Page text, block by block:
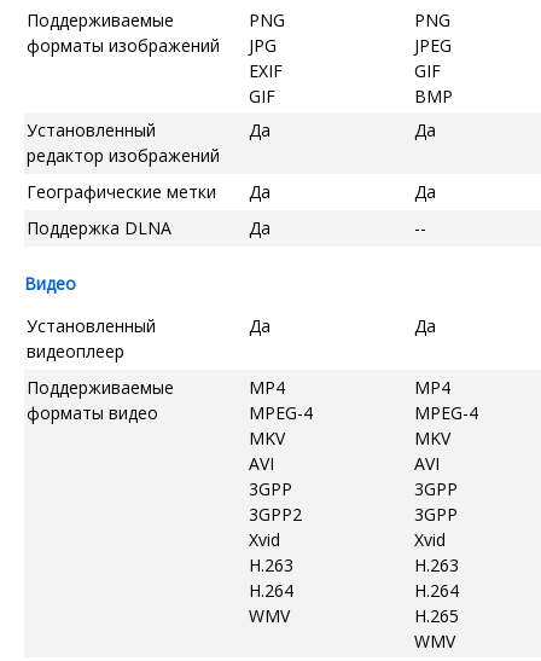
Поддерживаемые
форматы изображений
PNG
JPG
EXIF
GIF
PNG
JPEG
GIF
BMP
Установленный
редактор изображений
Да Да
Географические метки Да
Да
Поддержка DLNA
Да --
Видео
Установленный
видеоплеер
Да Да
Поддерживаемые
форматы видео
MP4
MPEG-4
MKV
AVI
3GPP
3GPP2
Xvid
H.263
H.264
WMV
MP4
MPEG-4
MKV
AVI
3GPP
3GPP
Xvid
H.263
H.264
H.265
WMV